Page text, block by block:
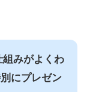
みがよくわ
にプレゼン